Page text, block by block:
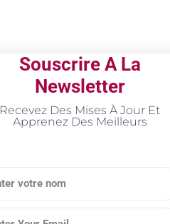
Souscrire A La
Newsletter
Recevez Des Mises À Jour Et
Apprenez Des Meilleurs